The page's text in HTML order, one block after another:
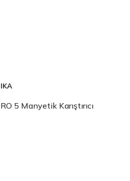
IKA
RO 5 Manyetik Karıştırıcı